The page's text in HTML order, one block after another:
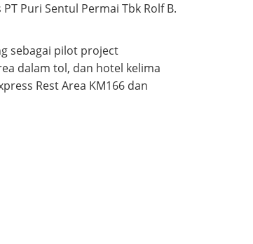
Puri Sentul Permai Tbk Rolf B.
sebagai pilot project
dalam tol, dan hotel kelima
Rest Area KM166 dan